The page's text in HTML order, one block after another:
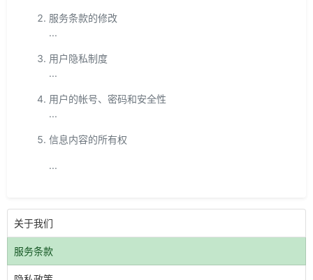
服务条款的修改
...
用户隐私制度
...
用户的帐号、密码和安全性
...
信息内容的所有权
...
关于我们
服务条款